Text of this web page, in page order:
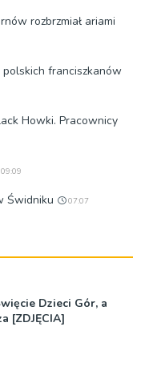
rozbrzmiał ariami
franciszkanów
Howki. Pracownicy
Świdniku 07:07
Dzieci Gór, a
[ZDJĘCIA]